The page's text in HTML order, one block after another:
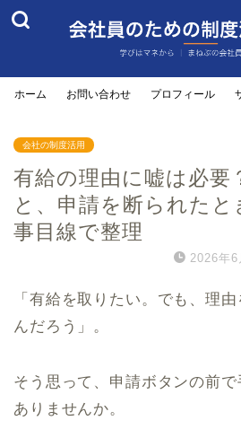
ホーム お問い合わせ プロフィール
会社の制度活用
有給の理由に嘘は必要
と、申請を断られたと
事目線で整理
2026年6
「有給を取りたい。でも、理
んだろう」。
そう思って、申請ボタンの前で
ありませんか。